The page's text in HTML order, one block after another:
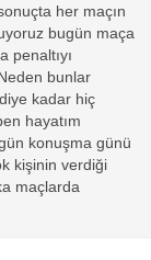
her maçın
bugün maça
penaltıyı
bunlar
kadar hiç
hayatım
konuşma günü
kişinin verdiği
maçlarda